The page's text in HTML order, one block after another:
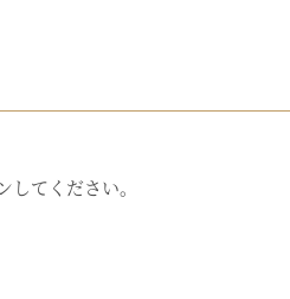
てください。